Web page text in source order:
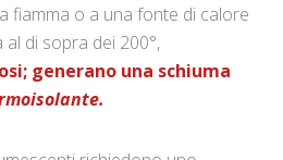
fiamma o a una fonte di calore
di sopra dei 200°,
generano una schiuma